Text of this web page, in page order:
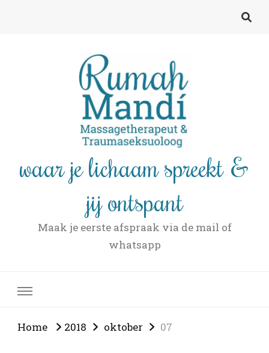
waar je lichaam spreekt &
jij ontspant
Maak je eerste afspraak via de mail of
whatsapp
Home 2018 oktober 07